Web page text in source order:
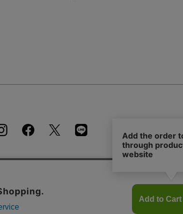
た場合、クッキーの使用に同意したことになります。クッキーを通じて